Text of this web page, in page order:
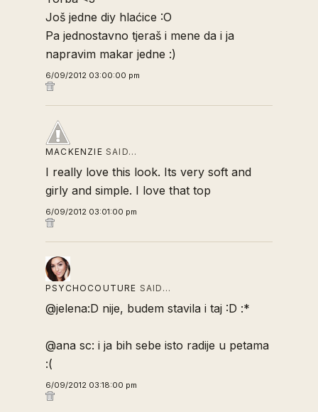
Još jedne diy hlaćice :O
Pa jednostavno tjeraš i mene da i ja
napravim makar jedne :)
6/09/2012 03:00:00 pm
MACKENZIE SAID…
I really love this look. Its very soft and
girly and simple. I love that top
6/09/2012 03:01:00 pm
PSYCHOCOUTURE SAID…
@jelena:D nije, budem stavila i taj :D :*
@ana sc: i ja bih sebe isto radije u petama
:(
6/09/2012 03:18:00 pm